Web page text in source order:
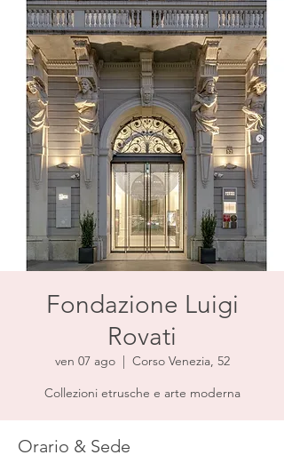
Fondazione Luigi
Rovati
ven 07 ago
  |
Corso Venezia, 52
Collezioni etrusche e arte moderna
Orario & Sede